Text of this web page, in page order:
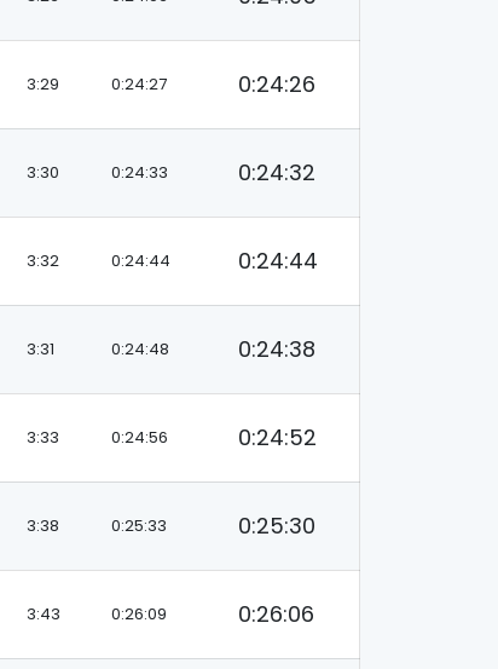
3:29 0:24:27 0:24:26
3:30 0:24:33 0:24:32
3:32 0:24:44 0:24:44
3:31 0:24:48 0:24:38
3:33 0:24:56 0:24:52
3:38 0:25:33 0:25:30
3:43 0:26:09 0:26:06